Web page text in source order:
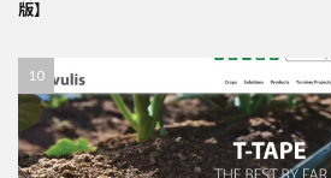
版】